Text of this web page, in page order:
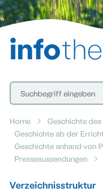
info
Home
Geschichte
Geschichte ab der
Geschichte anhand von
Presseaussendungen
Verzeichnisstruktur